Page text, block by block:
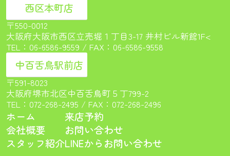
西区本町店
〒550-0012
大阪府大阪市西区立売堀１丁目3-17 井村ビル新館1F<
TEL： 06-6586-9559 / FAX：06-6586-9558
中百舌鳥駅前店
〒591-8023
大阪府堺市北区中百舌鳥町５丁799-2
TEL： 072-268-2495 / FAX：072-268-2496
ホーム
会社概要
スタッフ紹介
来店予約
お問い合わせ
LINEからお問い合わせ